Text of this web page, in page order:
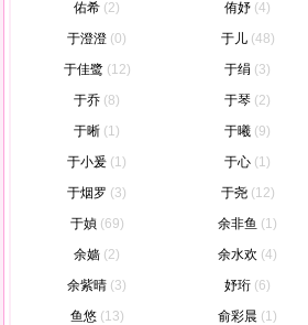
佑希 (2) 侑妤 (4)
于澄澄 (0) 于儿 (48)
于佳鹭 (12) 于绢 (3)
于乔 (8) 于琴 (2)
于晰 (1) 于曦 (9)
于小爰 (1) 于心 (1)
于烟罗 (3) 于尧 (12)
于媜 (69) 余非鱼 (1)
余嫱 (2) 余水欢 (4)
余紫晴 (3) 妤珩 (6)
鱼悠 (13) 俞彩晨 (1)